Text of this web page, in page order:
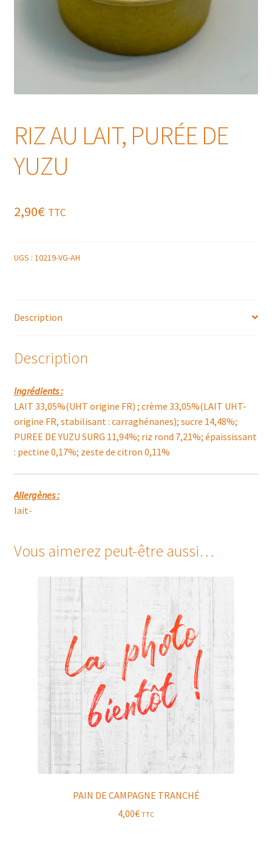
RIZ AU LAIT, PURÉE DE
YUZU
2,90€ TTC
UGS : 10219-VG-AH
Description
Description
Ingrédients :
LAIT 33,05%(UHT origine FR) ; crème 33,05%(LAIT UHT-
origine FR, stabilisant : carraghénanes); sucre 14,48%;
PUREE DE YUZU SURG 11,94%; riz rond 7,21%; épaississant
: pectine 0,17%; zeste de citron 0,11%
Allergènes :
lait-
Vous aimerez peut-être aussi…
PAIN DE CAMPAGNE TRANCHÉ
4,00€ TTC